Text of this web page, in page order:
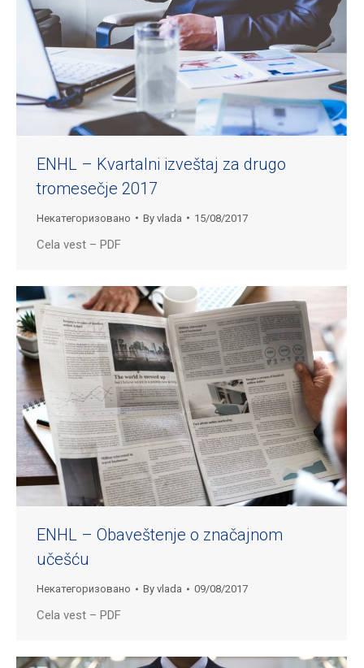
ENHL – Kvartalni izveštaj za drugo
tromesečje 2017
Некатегоризовано By vlada 15/08/2017
Cela vest – PDF
ENHL – Obaveštenje o značajnom
učešću
Некатегоризовано By vlada 09/08/2017
Cela vest – PDF